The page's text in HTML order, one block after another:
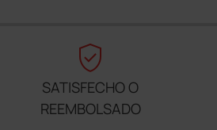
verified_user
SATISFECHO O
REEMBOLSADO